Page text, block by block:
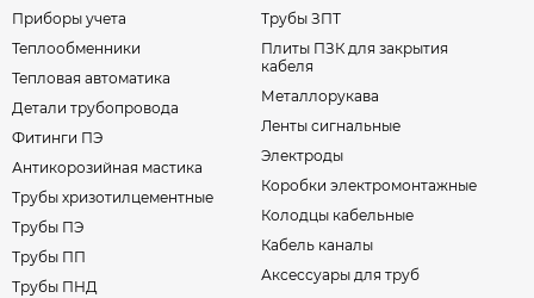
Приборы учета
Теплообменники
Тепловая автоматика
Детали трубопровода
Фитинги ПЭ
Антикорозийная мастика
Трубы хризотилцементные
Трубы ПЭ
Трубы ПП
Трубы ПНД
Трубы ЗПТ
Плиты ПЗК для закрытия
кабеля
Металлорукава
Ленты сигнальные
Электроды
Коробки электромонтажные
Колодцы кабельные
Кабель каналы
Аксессуары для труб